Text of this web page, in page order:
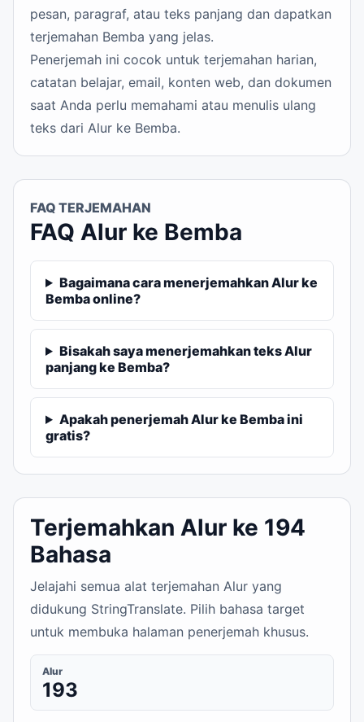
pesan, paragraf, atau teks panjang dan dapatkan
terjemahan Bemba yang jelas.
Penerjemah ini cocok untuk terjemahan harian,
catatan belajar, email, konten web, dan dokumen
saat Anda perlu memahami atau menulis ulang
teks dari Alur ke Bemba.
FAQ TERJEMAHAN
FAQ Alur ke Bemba
Bagaimana cara menerjemahkan Alur ke
Bemba online?
Bisakah saya menerjemahkan teks Alur
panjang ke Bemba?
Apakah penerjemah Alur ke Bemba ini
gratis?
Terjemahkan Alur ke 194
Bahasa
Jelajahi semua alat terjemahan Alur yang
didukung StringTranslate. Pilih bahasa target
untuk membuka halaman penerjemah khusus.
Alur
193